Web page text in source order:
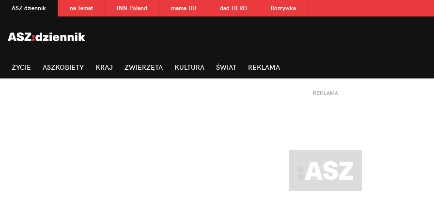
ASZ:dziennik na:Temat INN:Poland mama:DU dad:HERO Rozrywka
ŻYCIE ASZKOBIETY KRAJ ZWIERZĘTA KULTURA ŚWIAT REKLAMA
REKLAMA